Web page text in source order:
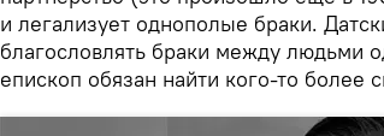
и легализует однополые браки.
благословлять браки между людьми
епископ обязан найти кого-то более